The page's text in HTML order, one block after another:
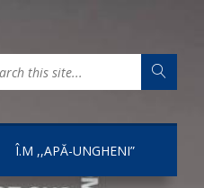
Î.M ,,APĂ-UNGHENI”